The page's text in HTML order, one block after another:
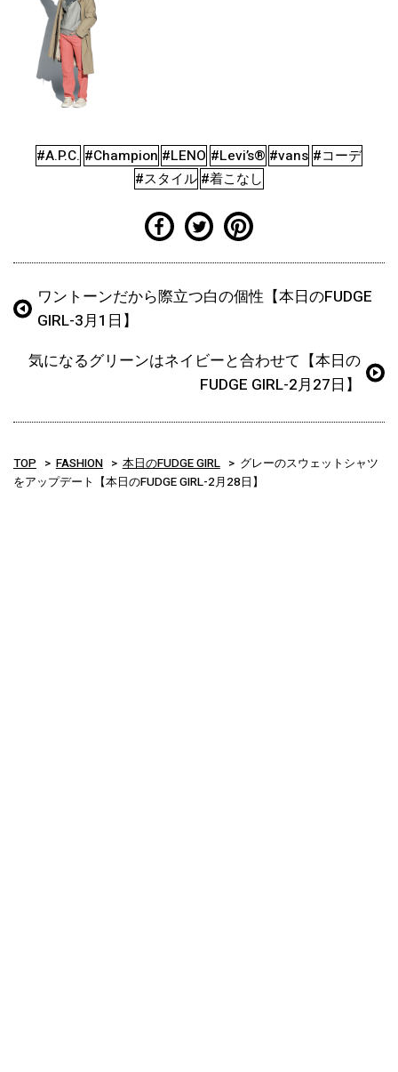
#A.P.C. #Champion #LENO #Levi’s®︎ #vans #コーデ
#スタイル #着こなし
ワントーンだから際立つ白の個性【本日のFUDGE
GIRL-3月1日】
気になるグリーンはネイビーと合わせて【本日の
FUDGE GIRL-2月27日】
TOP FASHION 本日のFUDGE GIRL
グレーのスウェットシャツ
をアップデート【本日のFUDGE GIRL-2月28日】